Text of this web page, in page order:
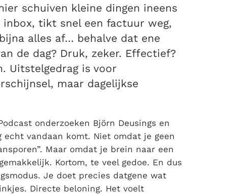
schuiven kleine dingen ineens
inbox, tikt snel een factuur weg,
alles af… behalve dat ene
de dag? Druk, zeker. Effectief?
Uitstelgedrag is voor
maar dagelijkse
onderzoeken Björn Deusings en
vandaan komt. Niet omdat je geen
Maar omdat je brein naar een
Kortom, te veel gedoe. En dus
Je doet precies datgene wat
Directe beloning. Het voelt